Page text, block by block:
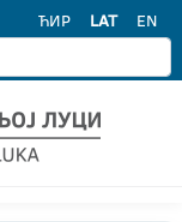
ЋИР LAT EN